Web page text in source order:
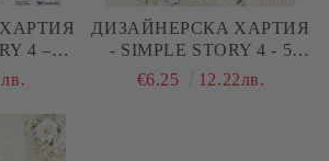
4 –
1 ЛИСТ
ДИЗАЙНЕРСКA ХАРТИЯ
- SIMPLE STORY 4 - 5
ЛИСТА
€6.25 12.22лв.